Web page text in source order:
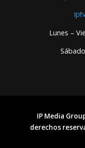
Lunes –
IP Media
derechos